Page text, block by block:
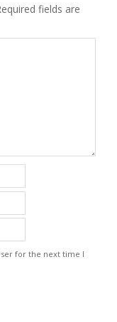
fields are
for the next time I